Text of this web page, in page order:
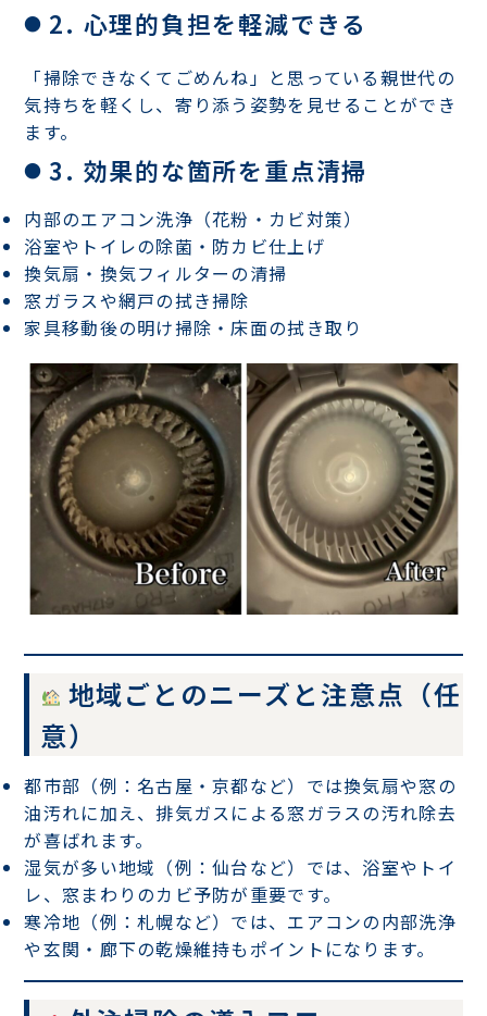
2. 心理的負担を軽減できる
「掃除できなくてごめんね」と思っている親世代の
気持ちを軽くし、寄り添う姿勢を見せることができ
ます。
3. 効果的な箇所を重点清掃
内部のエアコン洗浄（花粉・カビ対策）
浴室やトイレの除菌・防カビ仕上げ
換気扇・換気フィルターの清掃
窓ガラスや網戸の拭き掃除
家具移動後の明け掃除・床面の拭き取り
地域ごとのニーズと注意点（任
意）
都市部（例：名古屋・京都など）では換気扇や窓の
油汚れに加え、排気ガスによる窓ガラスの汚れ除去
が喜ばれます。
湿気が多い地域（例：仙台など）では、浴室やトイ
レ、窓まわりのカビ予防が重要です。
寒冷地（例：札幌など）では、エアコンの内部洗浄
や玄関・廊下の乾燥維持もポイントになります。